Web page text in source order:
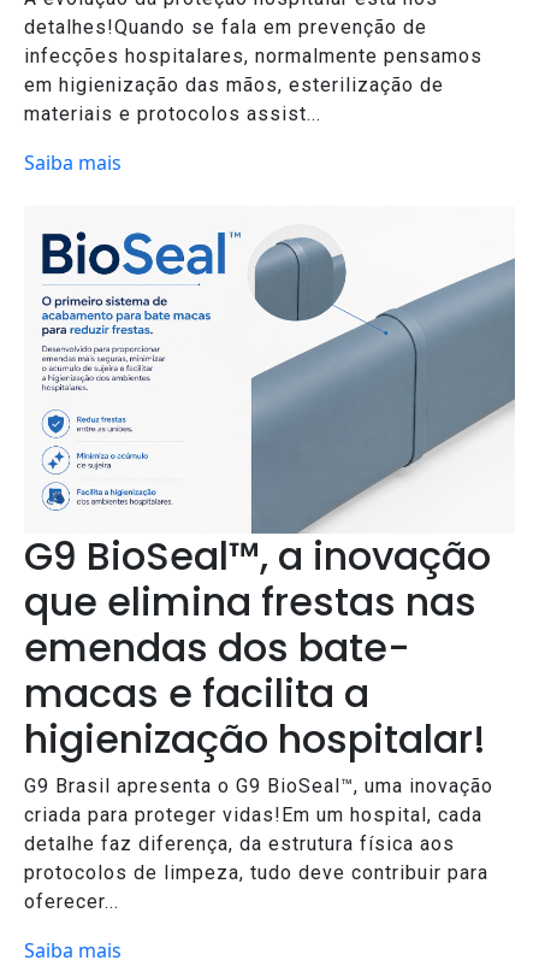
detalhes!Quando se fala em prevenção de
infecções hospitalares, normalmente pensamos
em higienização das mãos, esterilização de
materiais e protocolos assist...
Saiba mais
G9 BioSeal™, a inovação
que elimina frestas nas
emendas dos bate-
macas e facilita a
higienização hospitalar!
G9 Brasil apresenta o G9 BioSeal™, uma inovação
criada para proteger vidas!Em um hospital, cada
detalhe faz diferença, da estrutura física aos
protocolos de limpeza, tudo deve contribuir para
oferecer...
Saiba mais